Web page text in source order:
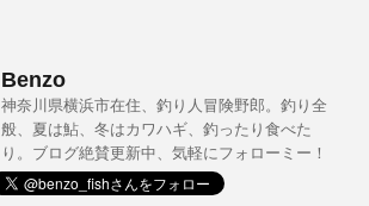
Benzo
神奈川県横浜市在住、釣り人冒険野郎。釣り全
般、夏は鮎、冬はカワハギ、釣ったり食べた
り。ブログ絶賛更新中、気軽にフォローミー！